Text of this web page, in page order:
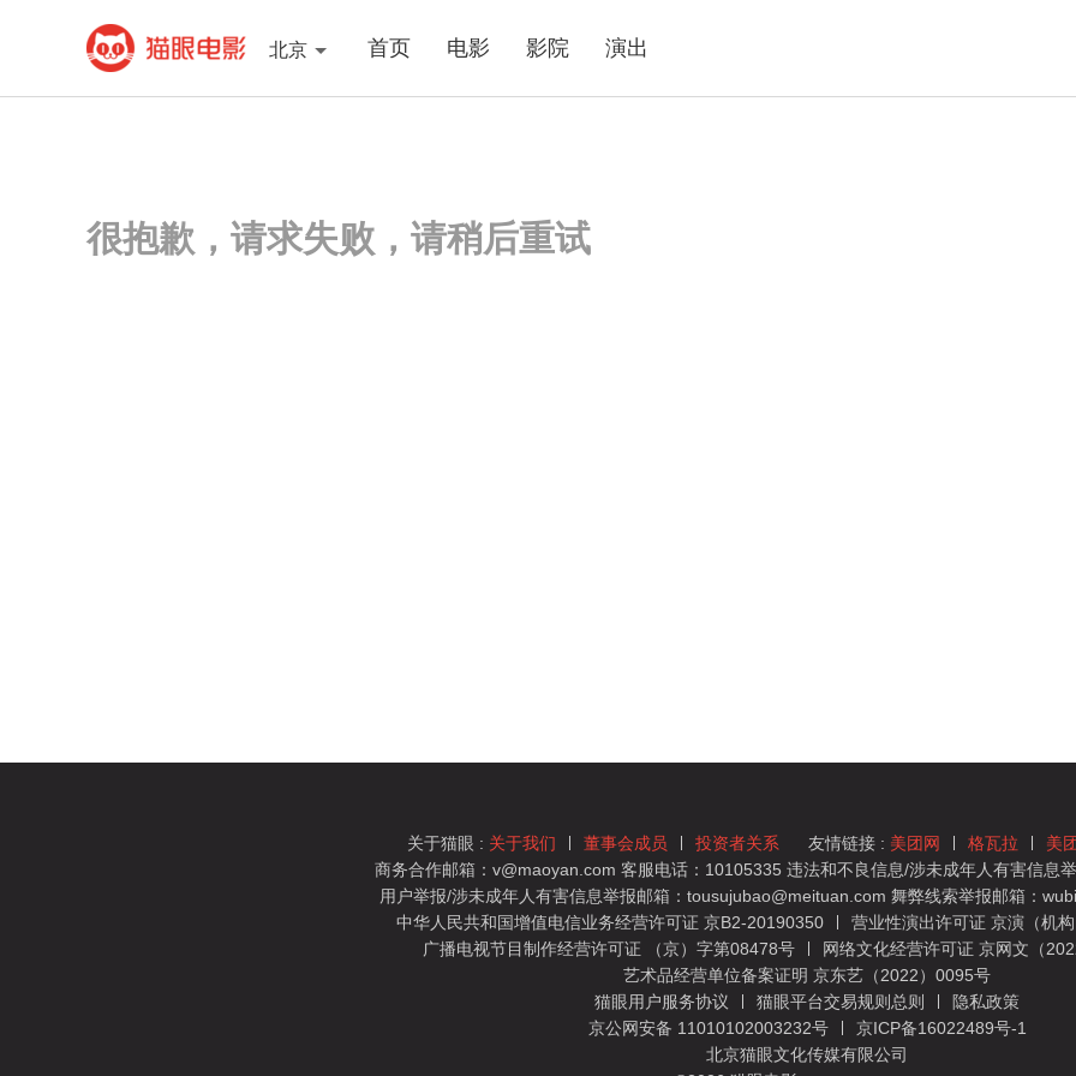
北京 首页 电影 影院 演出
很抱歉，请求失败，请稍后重试
关于猫眼 : 关于我们 董事会成员 投资者关系 友情链接 : 美团网 格瓦拉 美
商务合作邮箱：v@maoyan.com 客服电话：10105335 违法和不良信息/涉未成年人有害信息
用户举报/涉未成年人有害信息举报邮箱：tousujubao@meituan.com 舞弊线索举报邮箱：
中华人民共和国增值电信业务经营许可证 京B2-20190350
营业性演出许可证 京演（机
广播电视节目制作经营许可证 （京）字第08478号
网络文化经营许可证 京网文（
艺术品经营单位备案证明 京东艺（2022）0095号
猫眼用户服务协议
猫眼平台交易规则总则
隐私政策
京公网安备 11010102003232号
京ICP备16022489号-1
北京猫眼文化传媒有限公司